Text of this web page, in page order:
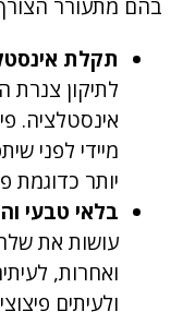
בהם מתעורר
תקלת
לתיקון
אינסטלציה.
מיידי לפני
יותר כדוגמת
בלאי טבעי
עושות את
ואחרות,
ולעיתים